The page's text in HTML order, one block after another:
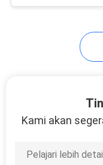
Kami akan